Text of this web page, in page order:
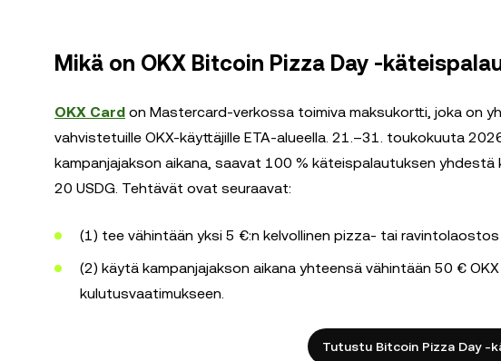
Mikä on OKX Bitcoin Pizza Day -
OKX Card on Mastercard-verkossa toimiva maksukortti, joka on
vahvistetuille OKX-käyttäjille ETA-alueella. 21.–31. toukokuuta
kampanjajakson aikana, saavat 100 % käteispalautuksen
20 USDG. Tehtävät ovat seuraavat:
(1) tee vähintään yksi 5 €:n kelvollinen pizza- tai ravintolaostos
(2) käytä kampanjajakson aikana yhteensä vähintään 50 €
kulutusvaatimukseen.
Tutustu Bitcoin Pizza Day -